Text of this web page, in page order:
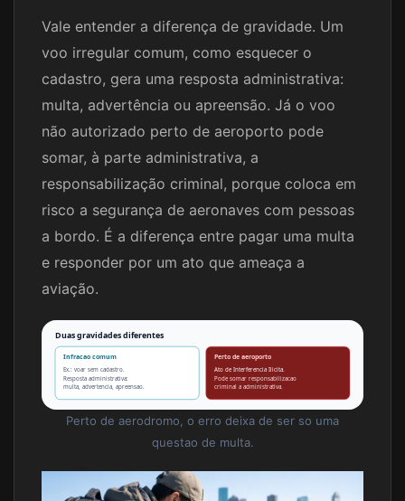
Vale entender a diferença de gravidade. Um
voo irregular comum, como esquecer o
cadastro, gera uma resposta administrativa:
multa, advertência ou apreensão. Já o voo
não autorizado perto de aeroporto pode
somar, à parte administrativa, a
responsabilização criminal, porque coloca em
risco a segurança de aeronaves com pessoas
a bordo. É a diferença entre pagar uma multa
e responder por um ato que ameaça a
aviação.
Duas gravidades diferentes
Infracao comum
Ex.: voar sem cadastro.
Resposta administrativa:
multa, advertencia, apreensao.
Perto de aeroporto
Ato de Interferencia Ilicita.
Pode somar responsabilizacao
criminal a administrativa.
Perto de aerodromo, o erro deixa de ser so uma
questao de multa.